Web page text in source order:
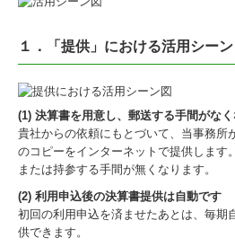
１．「提供」における活用シーン
(1) 決算書を用意し、郵送する手間がな
貴社からの依頼にもとづいて、当事務所
のコピーをインターネットで提供します
または持参する手間が無くなります。
(2) 利用申込後の決算書提供は自動です
初回の利用申込を済ませたあとは、毎期
供できます。